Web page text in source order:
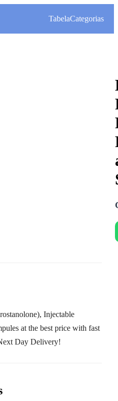
TabelaCategorias
Injectable
at the best price with fast
Day Delivery!